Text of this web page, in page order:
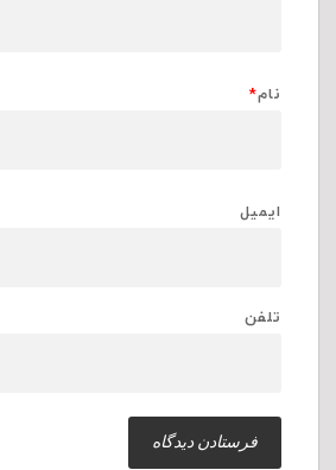
نام*
ایمیل
تلفن